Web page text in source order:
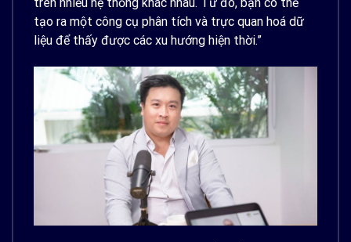
tạo ra một công cụ phân tích và trực quan hoá dữ
liệu để thấy được các xu hướng hiện thời.”